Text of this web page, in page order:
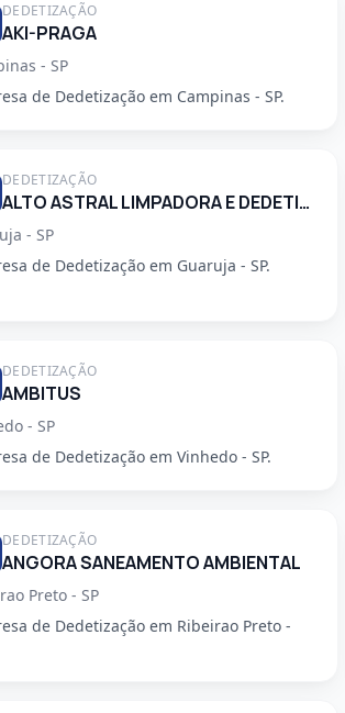
DEDETIZAÇÃO
AKI-PRAGA
- SP
de Dedetização em Campinas - SP.
DEDETIZAÇÃO
ALTO ASTRAL LIMPADORA E DEDETIZADORA
- SP
de Dedetização em Guaruja - SP.
DEDETIZAÇÃO
AMBITUS
- SP
de Dedetização em Vinhedo - SP.
DEDETIZAÇÃO
ANGORA SANEAMENTO AMBIENTAL
Preto - SP
de Dedetização em Ribeirao Preto -